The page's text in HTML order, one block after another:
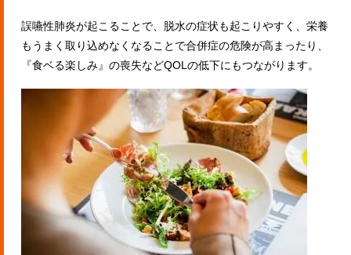
誤嚥性肺炎が起こることで、脱水の症状も起こりやすく、栄養
もうまく取り込めなくなることで合併症の危険が高まったり、
『食ベる楽しみ』の喪失などQOLの低下にもつながります。